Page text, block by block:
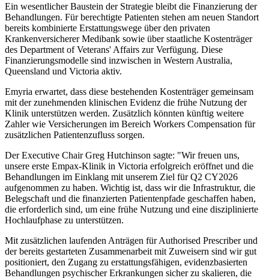
Ein wesentlicher Baustein der Strategie bleibt die Finanzierung der
Behandlungen. Für berechtigte Patienten stehen am neuen Standort
bereits kombinierte Erstattungswege über den privaten
Krankenversicherer Medibank sowie über staatliche Kostenträger
des Department of Veterans' Affairs zur Verfügung. Diese
Finanzierungsmodelle sind inzwischen in Western Australia,
Queensland und Victoria aktiv.
Emyria erwartet, dass diese bestehenden Kostenträger gemeinsam
mit der zunehmenden klinischen Evidenz die frühe Nutzung der
Klinik unterstützen werden. Zusätzlich könnten künftig weitere
Zahler wie Versicherungen im Bereich Workers Compensation für
zusätzlichen Patientenzufluss sorgen.
Der Executive Chair Greg Hutchinson sagte: "Wir freuen uns,
unsere erste Empax-Klinik in Victoria erfolgreich eröffnet und die
Behandlungen im Einklang mit unserem Ziel für Q2 CY2026
aufgenommen zu haben. Wichtig ist, dass wir die Infrastruktur, die
Belegschaft und die finanzierten Patientenpfade geschaffen haben,
die erforderlich sind, um eine frühe Nutzung und eine disziplinierte
Hochlaufphase zu unterstützen.
Mit zusätzlichen laufenden Anträgen für Authorised Prescriber und
der bereits gestarteten Zusammenarbeit mit Zuweisern sind wir gut
positioniert, den Zugang zu erstattungsfähigen, evidenzbasierten
Behandlungen psychischer Erkrankungen sicher zu skalieren, die